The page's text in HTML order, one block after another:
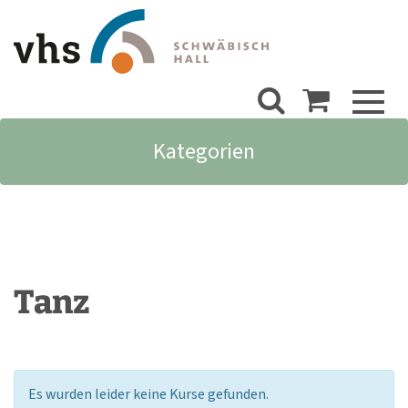
Kategorien
Tanz
Es wurden leider keine Kurse gefunden.